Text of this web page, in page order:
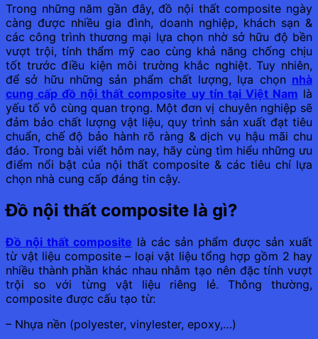
Trong những năm gần đây, đồ nội thất composite ngày
càng được nhiều gia đình, doanh nghiệp, khách sạn &
các công trình thương mại lựa chọn nhờ sở hữu độ bền
vượt trội, tính thẩm mỹ cao cùng khả năng chống chịu
tốt trước điều kiện môi trường khắc nghiệt. Tuy nhiên,
để sở hữu những sản phẩm chất lượng, lựa chọn nhà
cung cấp đồ nội thất composite uy tín tại Việt Nam là
yếu tố vô cùng quan trọng. Một đơn vị chuyên nghiệp sẽ
đảm bảo chất lượng vật liệu, quy trình sản xuất đạt tiêu
chuẩn, chế độ bảo hành rõ ràng & dịch vụ hậu mãi chu
đáo. Trong bài viết hôm nay, hãy cùng tìm hiểu những ưu
điểm nổi bật của nội thất composite & các tiêu chí lựa
chọn nhà cung cấp đáng tin cậy.
Đồ nội thất composite là gì?
Đồ nội thất composite là các sản phẩm được sản xuất
từ vật liệu composite – loại vật liệu tổng hợp gồm 2 hay
nhiều thành phần khác nhau nhằm tạo nên đặc tính vượt
trội so với từng vật liệu riêng lẻ. Thông thường,
composite được cấu tạo từ:
– Nhựa nền (polyester, vinylester, epoxy,…)